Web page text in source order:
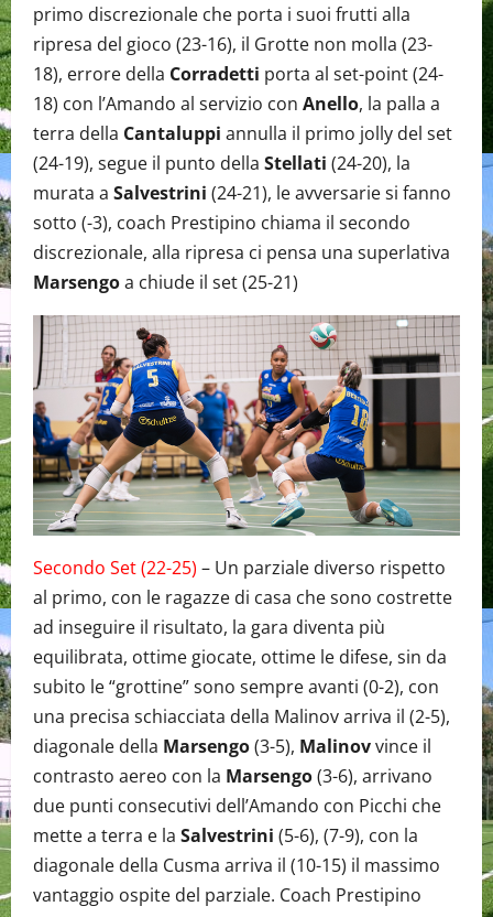
primo discrezionale che porta i suoi frutti alla
ripresa del gioco (23-16), il Grotte non molla (23-
18), errore della Corradetti porta al set-point (24-
18) con l’Amando al servizio con Anello, la palla a
terra della Cantaluppi annulla il primo jolly del set
(24-19), segue il punto della Stellati (24-20), la
murata a Salvestrini (24-21), le avversarie si fanno
sotto (-3), coach Prestipino chiama il secondo
discrezionale, alla ripresa ci pensa una superlativa
Marsengoa chiude il set (25-21)
Secondo Set (22-25) – Un parziale diverso rispetto
al primo, con le ragazze di casa che sono costrette
ad inseguire il risultato, la gara diventa più
equilibrata, ottime giocate, ottime le difese, sin da
subito le “grottine” sono sempre avanti (0-2), con
una precisa schiacciata della Malinov arriva il (2-5),
diagonale della Marsengo(3-5), Malinovvince il
contrasto aereo con la Marsengo(3-6), arrivano
due punti consecutivi dell’Amando con Picchi che
mette a terra e la Salvestrini (5-6), (7-9), con la
diagonale della Cusma arriva il (10-15) il massimo
vantaggio ospite del parziale. Coach Prestipino